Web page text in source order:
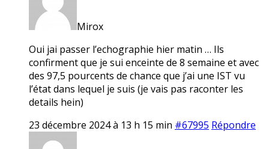
Mirox
Oui jai passer l’echographie hier matin … Ils
confirment que je sui enceinte de 8 semaine et avec
des 97,5 pourcents de chance que j’ai une IST vu
l’état dans lequel je suis (je vais pas raconter les
details hein)
23 décembre 2024 à 13 h 15 min #67995 Répondre